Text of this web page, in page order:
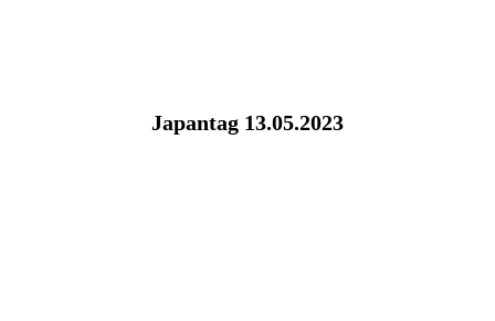
Japantag 13.05.2023